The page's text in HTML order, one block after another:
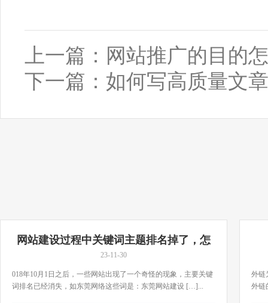
上一篇： 网站推广的目的
下一篇： 如何写高质量文
网站建设过程中关键词主题排名掉了，怎
么办？
23-11-30
018年10月1日之后，一些网站出现了一个奇怪的现象，主要关键
词排名已经消失，如东莞网络这些词是：东莞网站建设 […]...
外链
外链